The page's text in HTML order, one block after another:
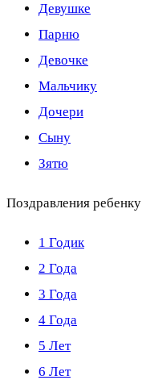
Девушке
Парню
Девочке
Мальчику
Дочери
Сыну
Зятю
Поздравления ребенку
1 Годик
2 Года
3 Года
4 Года
5 Лет
6 Лет